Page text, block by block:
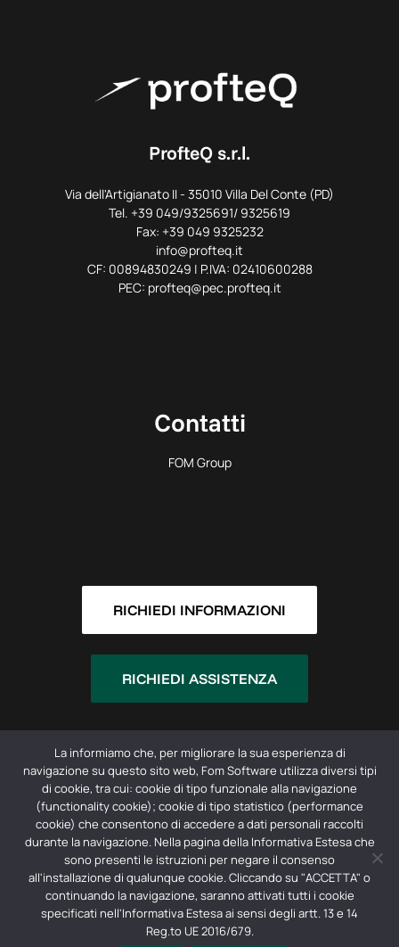
ProfteQ s.r.l.
Via dell'Artigianato II - 35010 Villa Del Conte (PD)
Tel. +39 049/9325691/ 9325619
Fax: +39 049 9325232
info@profteq.it
CF: 00894830249 | P.IVA: 02410600288
PEC: profteq@pec.profteq.it
Contatti
FOM Group
RICHIEDI INFORMAZIONI
RICHIEDI ASSISTENZA
© 2026 ProfteQ -Privacy Policy
Registro imprese CCIIA di Padova:
00894830249 | REA: PD – 382418 | Capitale
sociale: € 70.000,00 iv | Società soggetta a
direzione e coordinamento di F.O.M.
INDUSTRIE S.R.L.
La informiamo che, per migliorare la sua esperienza di
navigazione su questo sito web, Fom Software utilizza diversi tipi
di cookie, tra cui: cookie di tipo funzionale alla navigazione
(functionality cookie); cookie di tipo statistico (performance
cookie) che consentono di accedere a dati personali raccolti
durante la navigazione. Nella pagina della Informativa Estesa che
sono presenti le istruzioni per negare il consenso
all'installazione di qualunque cookie. Cliccando su "ACCETTA" o
continuando la navigazione, saranno attivati tutti i cookie
specificati nell'Informativa Estesa ai sensi degli artt. 13 e 14
Reg.to UE 2016/679.